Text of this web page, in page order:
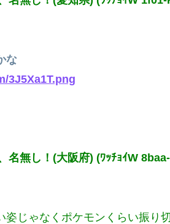
な
3J5Xa1T.png
名無し！(大阪府) (ﾜｯﾁｮｲW
姿じゃなくポケモンくらい振り